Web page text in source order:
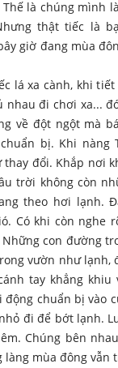
là chúng mình
thật tiếc là
giờ đang mùa
xa cành, khi tiết
nhau đi chơi xa...
về đột ngột mà
bị. Khi nàng
thay đổi. Khắp nơi
trời không còn
theo hơi lạnh.
Có khi còn nghe
con đường
vườn như lạnh,
tay khẳng
động chuẩn bị vào
đi để bớt lạnh.
Chúng bên
làng mùa đông